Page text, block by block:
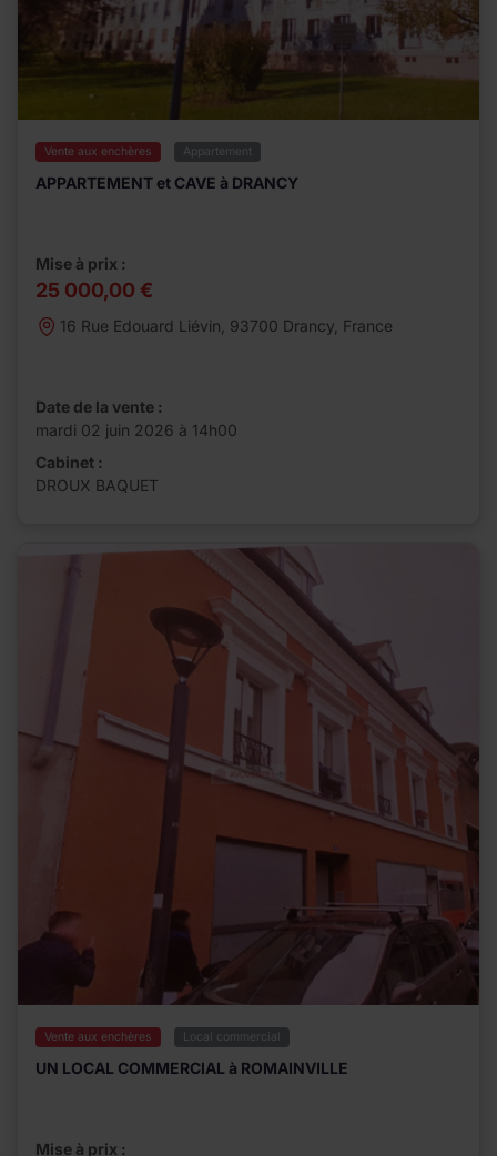
Vente aux enchères Appartement
APPARTEMENT et CAVE à DRANCY
Mise à prix :
25 000,00 €
16 Rue Edouard Liévin, 93700 Drancy, France
Date de la vente :
mardi 02 juin 2026 à 14h00
Cabinet :
DROUX BAQUET
Vente aux enchères Local commercial
UN LOCAL COMMERCIAL à ROMAINVILLE
Mise à prix :